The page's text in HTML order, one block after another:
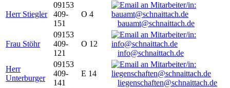
Herr Stiegler
09153
409-
151
O 4
bauamt@schnaittach.de
Frau Stöhr
09153
409-
121
O 12
info@schnaittach.de
Herr
Unterburger
09153
409-
141
E 14
liegenschaften@schnaittach.de